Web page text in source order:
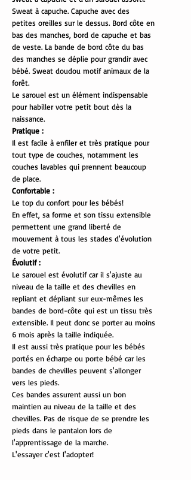
Sweat à capuche. Capuche avec des
petites oreilles sur le dessus. Bord côte en
bas des manches, bord de capuche et bas
de veste. La bande de bord côte du bas
des manches se déplie pour grandir avec
bébé. Sweat doudou motif animaux de la
forêt.
Le sarouel est un élément indispensable
pour habiller votre petit bout dès la
naissance.
Pratique :
Il est facile à enfiler et très pratique pour
tout type de couches, notamment les
couches lavables qui prennent beaucoup
de place.
Confortable :
Le top du confort pour les bébés!
En effet, sa forme et son tissu extensible
permettent une grand liberté de
mouvement à tous les stades d'évolution
de votre petit.
Évolutif :
Le sarouel est évolutif car il s'ajuste au
niveau de la taille et des chevilles en
repliant et dépliant sur eux-mêmes les
bandes de bord-côte qui est un tissu très
extensible. Il peut donc se porter au moins
6 mois après la taille indiquée.
Il est aussi très pratique pour les bébés
portés en écharpe ou porte bébé car les
bandes de chevilles peuvent s'allonger
vers les pieds.
Ces bandes assurent aussi un bon
maintien au niveau de la taille et des
chevilles. Pas de risque de se prendre les
pieds dans le pantalon lors de
l'apprentissage de la marche.
L'essayer c'est l'adopter!